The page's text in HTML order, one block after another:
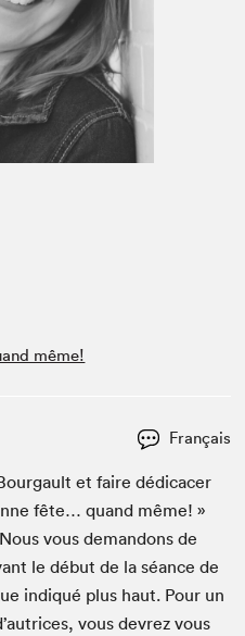
même!
Français
et faire dédi­cac­er
fête… quand même! »
vous deman­dons de
le début de la séance de
indiqué plus haut. Pour un
vous devrez vous